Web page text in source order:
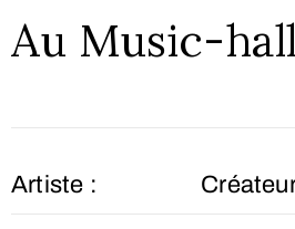
Au Music-hall
Artiste :